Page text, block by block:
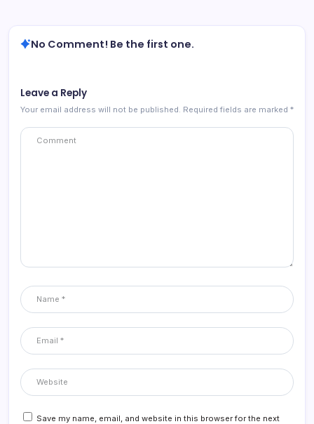
No Comment! Be the first one.
Leave a Reply
Your email address will not be published. Required fields are marked *
Save my name, email, and website in this browser for the next